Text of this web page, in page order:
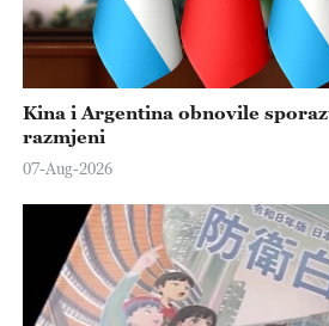
Kina i Argentina obnovile
razmjeni
07-Aug-2026